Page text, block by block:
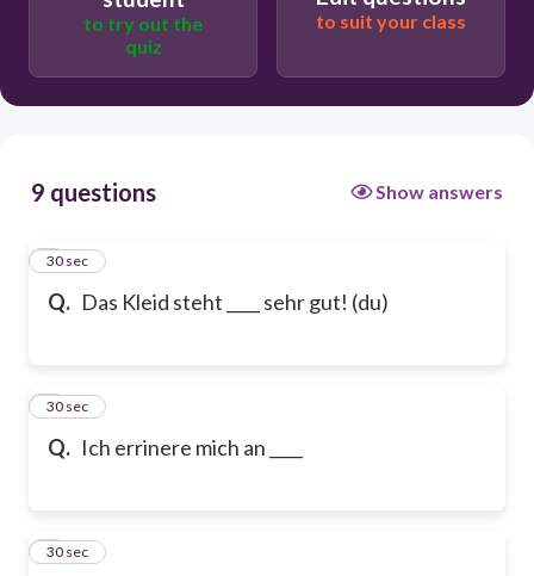
to try out the
quiz
to suit your class
9 questions Show answers
Q. Das Kleid steht ____ sehr gut! (du)
1
30 sec
Q. Ich errinere mich an ____
2
30 sec
3
30 sec